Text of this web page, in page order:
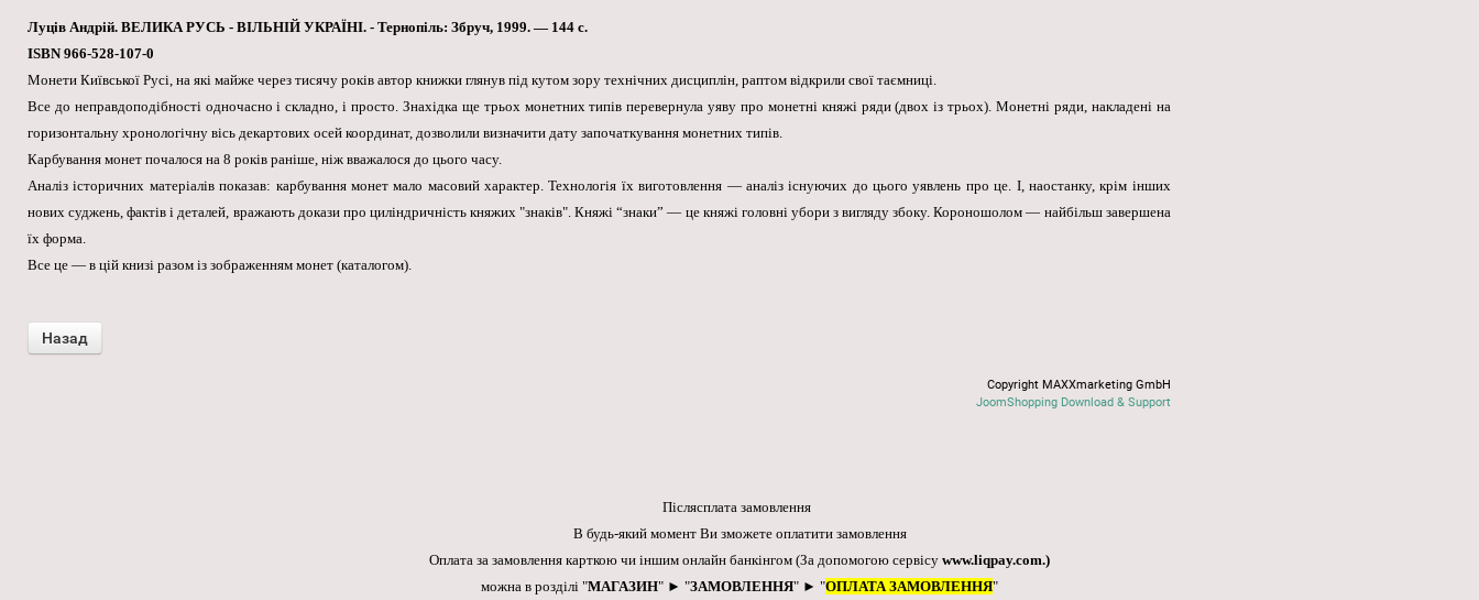
Луців Андрій. ВЕЛИКА РУСЬ - ВІЛЬНІЙ УКРАЇНІ. - Тернопіль: Збруч, 1999. — 144 с.
ISBN 966-528-107-0
Монети Київської Русі, на які майже через тисячу років автор книжки глянув під кутом зору технічних дисциплін, раптом відкрили свої таємниці.
Все до неправдоподібності одночасно і складно, і просто. Знахідка ще трьох монетних типів перевернула уяву про монетні княжі ряди (двох із трьох). Монетні ряди, накладені на
горизонтальну хронологічну вісь декартових осей координат, дозволили визначити дату започаткування монетних типів.
Карбування монет почалося на 8 років раніше, ніж вважалося до цього часу.
Аналіз історичних матеріалів показав: карбування монет мало масовий характер. Технологія їх виготовлення — аналіз існуючих до цього уявлень про це. І, наостанку, крім інших
нових суджень, фактів і деталей, вражають докази про циліндричність княжих "знаків". Княжі “знаки” — це княжі головні убори з вигляду збоку. Короношолом — найбільш завершена
їх форма.
Все це — в цій книзі разом із зображенням монет (каталогом).
Copyright MAXXmarketing GmbH
JoomShopping Download & Support
Післясплата замовлення
В будь-який момент Ви зможете оплатити замовлення
Оплата за замовлення карткою чи іншим онлайн банкінгом (За допомогою сервісу www.liqpay.com.)
можна в розділі "МАГАЗИН" ► "ЗАМОВЛЕННЯ" ► "ОПЛАТА ЗАМОВЛЕННЯ"